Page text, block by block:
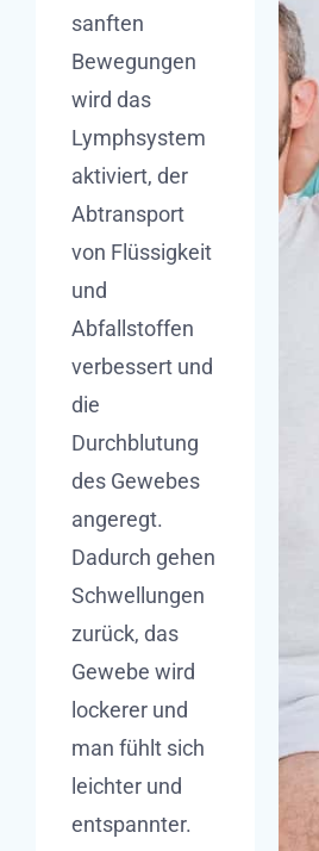
sanften
Bewegungen
wird das
Lymphsystem
aktiviert, der
Abtransport
von Flüssigkeit
und
Abfallstoffen
verbessert und
die
Durchblutung
des Gewebes
angeregt.
Dadurch gehen
Schwellungen
zurück, das
Gewebe wird
lockerer und
man fühlt sich
leichter und
entspannter.